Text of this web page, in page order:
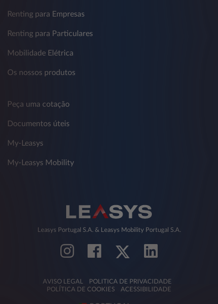
Renting para Empresas
Renting para Particulares
Mobilidade Elétrica
Os nossos produtos
Peça uma cotação
Documentos úteis
My-Leasys
My-Leasys Mobility
Leasys Portugal S.A. & Leasys Mobility Portugal S.A.
AVISO LEGAL
POLITICA DE PRIVACIDADE
POLÍTICA DE COOKIES
ACESSIBILIDADE